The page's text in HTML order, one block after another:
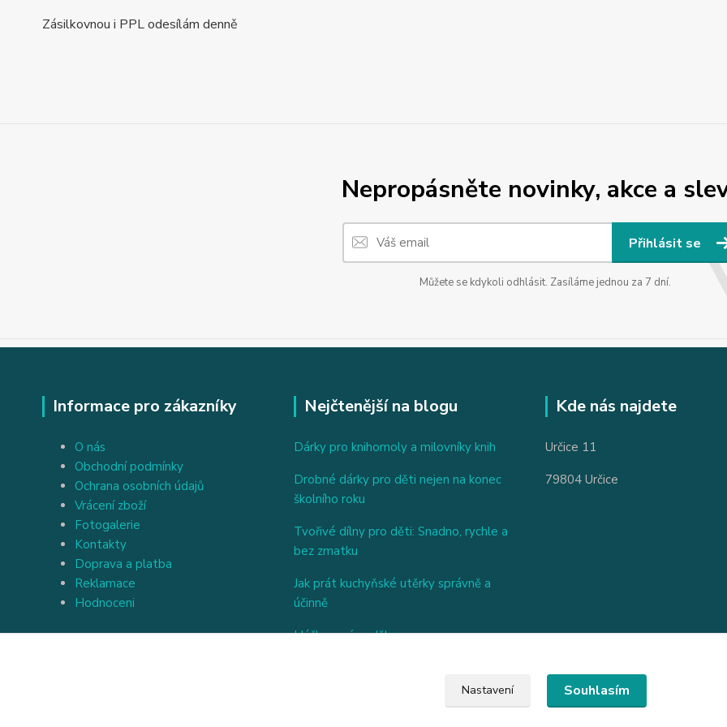
Zásilkovnou i PPL odesílám denně
Nepropásněte novinky, akce a
Přihlásit se
Můžete se kdykoli odhlásit. Zasíláme jednou za 7 dní.
Informace pro zákazníky
O nás
Obchodní podmínky
Ochrana osobních údajů
Vrácení zboží
Fotogalerie
Kontakty
Doprava a platba
Reklamace
Hodnoceni
Nejčtenější na blogu
Dárky pro knihomoly a milovníky knih
Drobné dárky pro děti nejen na konec
školního roku
Tvořivé dílny pro děti: Snadno, rychle a
bez zmatku
Jak prát kuchyňské utěrky správně a
účinně
Háčkovaný anděl
Kde nás najdete
Určice 11
79804 Určice
Nastavení Souhlasím